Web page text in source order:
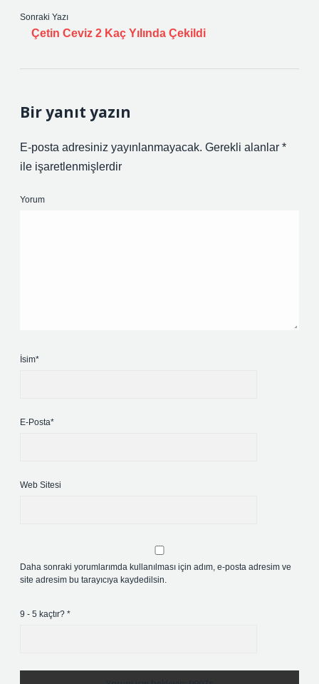
Sonraki Yazı
Çetin Ceviz 2 Kaç Yılında Çekildi
Bir yanıt yazın
E-posta adresiniz yayınlanmayacak. Gerekli alanlar *
ile işaretlenmişlerdir
Yorum
İsim*
E-Posta*
Web Sitesi
Daha sonraki yorumlarımda kullanılması için adım, e-posta adresim ve
site adresim bu tarayıcıya kaydedilsin.
9 - 5 kaçtır? *